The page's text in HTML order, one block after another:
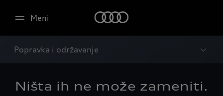
Meni
Popravka i održavanje
Ništa ih ne može zameniti.